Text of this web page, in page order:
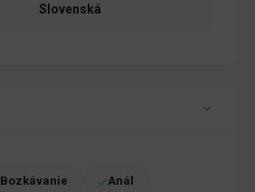
Slovenská
Bozkávanie Anál